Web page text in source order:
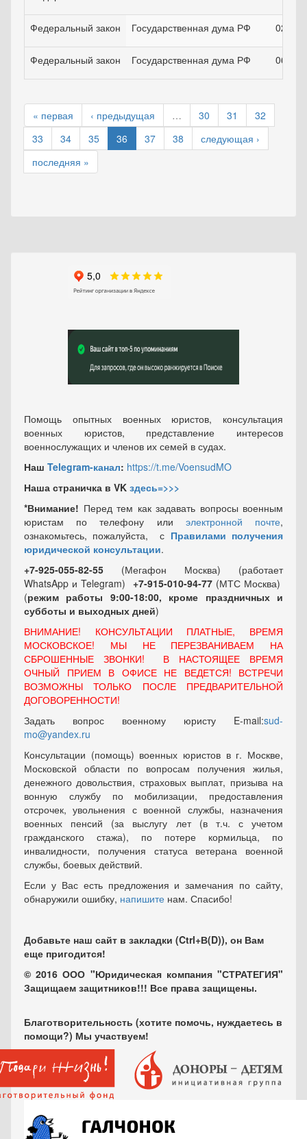
Федеральный закон Государственная дума РФ
Федеральный закон Государственная дума РФ
« первая ‹ предыдущая … 30 31
32
33
34 35 36 37 38
следующая ›
последняя »
Помощь опытных военных юристов, консультация
военных юристов, представление интересов
военнослужащих и членов их семей в судах.
Наш Telegram-канал: https://t.me/VoensudMO
Наша страничка в VK здесь=>>>
*Внимание! Перед тем как задавать вопросы военным
юристам по телефону или электронной почте,
ознакомьтесь, пожалуйста, с Правилами получения
юридической консультации.
+7-925-055-82-55 (Мегафон Москва) (работает
WhatsApp и Telegram) +7-915-010-94-77 (МТС Москва)
(режим работы 9:00-18:00, кроме праздничных и
субботы и выходных дней)
ВНИМАНИЕ! КОНСУЛЬТАЦИИ ПЛАТНЫЕ, ВРЕМЯ
МОСКОВСКОЕ! МЫ НЕ ПЕРЕЗВАНИВАЕМ НА
СБРОШЕННЫЕ ЗВОНКИ! В НАСТОЯЩЕЕ ВРЕМЯ
ОЧНЫЙ ПРИЕМ В ОФИСЕ НЕ ВЕДЕТСЯ! ВСТРЕЧИ
ВОЗМОЖНЫ ТОЛЬКО ПОСЛЕ ПРЕДВАРИТЕЛЬНОЙ
ДОГОВОРЕННОСТИ!
Задать вопрос военному юристу E-mail:sud-
mo@yandex.ru
Консультации (помощь) военных юристов в г. Москве,
Московской области по вопросам получения жилья,
денежного довольствия, страховых выплат, призыва на
вонную службу по мобилизации, предоставления
отсрочек, увольнения с военной службы, назначения
военных пенсий (за выслугу лет (в т.ч. с учетом
гражданского стажа), по потере кормильца, по
инвалидности, получения статуса ветерана военной
службы, боевых действий.
Если у Вас есть предложения и замечания по сайту,
обнаружили ошибку, напишите нам. Спасибо!
Добавьте наш сайт в закладки (Ctrl+В(D)), он Вам
еще пригодится!
© 2016 ООО "Юридическая компания "СТРАТЕГИЯ"
Защищаем защитников!!! Все права защищены.
Благотворительность (хотите помочь, нуждаетесь в
помощи?) Мы участвуем!